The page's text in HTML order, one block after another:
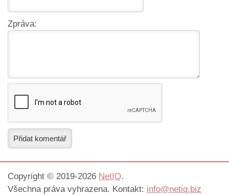
Zpráva:
Přidat komentář
Copyright © 2019-2026 NetIQ.
Všechna práva vyhrazena. Kontakt: info@netiq.biz